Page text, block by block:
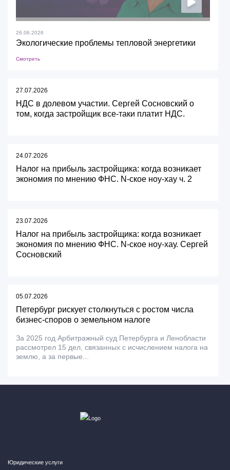
26.06.2026
Экологические проблемы тепловой энергетики
Смотреть
27.07.2026
НДС в долевом участии. Сергей Сосновский о
том, когда застройщик все-таки платит НДС.
24.07.2026
Налог на прибыль застройщика: когда возникает
экономия по мнению ФНС. N-ское ноу-хау ч. 2
23.07.2026
Налог на прибыль застройщика: когда возникает
экономия по мнению ФНС. N-ское ноу-хау. Сергей
Сосновский
05.07.2026
Петербург рискует столкнуться с ростом числа
бизнес-споров о земельном налоге
За 2025 год Арбитражный суд Петербурга и Ленобласти
рассмотрел 15 дел, связанных с исчислением налога на
землю, а за первые...
Юридические услуги